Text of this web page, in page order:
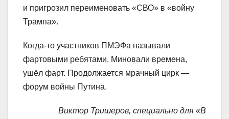
и пригрозил переименовать «СВО» в «войну
Трампа».
Когда-то участников ПМЭФа называли
фартовыми ребятами. Миновали времена,
ушёл фарт. Продолжается мрачный цирк —
форум войны Путина.
Виктор Тришеров, специально для «В